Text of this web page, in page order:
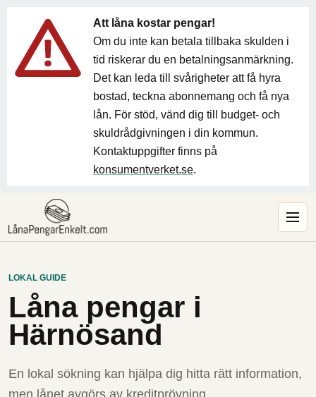
Att låna kostar pengar!
Om du inte kan betala tillbaka skulden i
tid riskerar du en betalningsanmärkning.
Det kan leda till svårigheter att få hyra
bostad, teckna abonnemang och få nya
lån. För stöd, vänd dig till budget- och
skuldrådgivningen i din kommun.
Kontaktuppgifter finns på
konsumentverket.se.
LOKAL GUIDE
Låna pengar i
Härnösand
En lokal sökning kan hjälpa dig hitta rätt information,
men lånet avgörs av kreditprövning,